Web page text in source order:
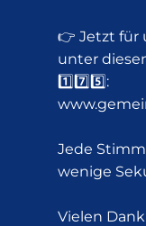
👉 Jetzt für
unter
1️⃣7️⃣5️⃣:
Jede
wenige
Vielen